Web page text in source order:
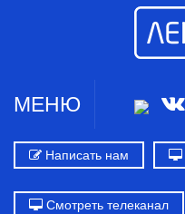
МЕНЮ
Написать нам
Смотреть телеканал